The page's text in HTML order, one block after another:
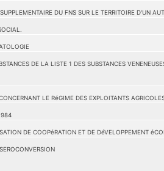
DU FNS SUR LE TERRITOIRE D'UN
DE LA LISTE 1 DES SUBSTANCES
LE RéGIME DES EXPLOITANTS
DE COOPéRATION ET DE DéVELOPPEMENT